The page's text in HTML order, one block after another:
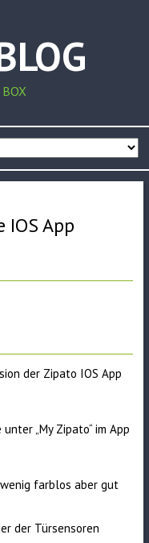
App
der Zipato IOS App
„My Zipato“ im App
farblos aber gut
der Türsensoren